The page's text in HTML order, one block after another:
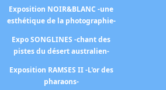
Exposition NOIR&BLANC -une
esthétique de la photographie-
Expo SONGLINES -chant des
pistes du désert australien-
Exposition RAMSES II -L'or des
pharaons-